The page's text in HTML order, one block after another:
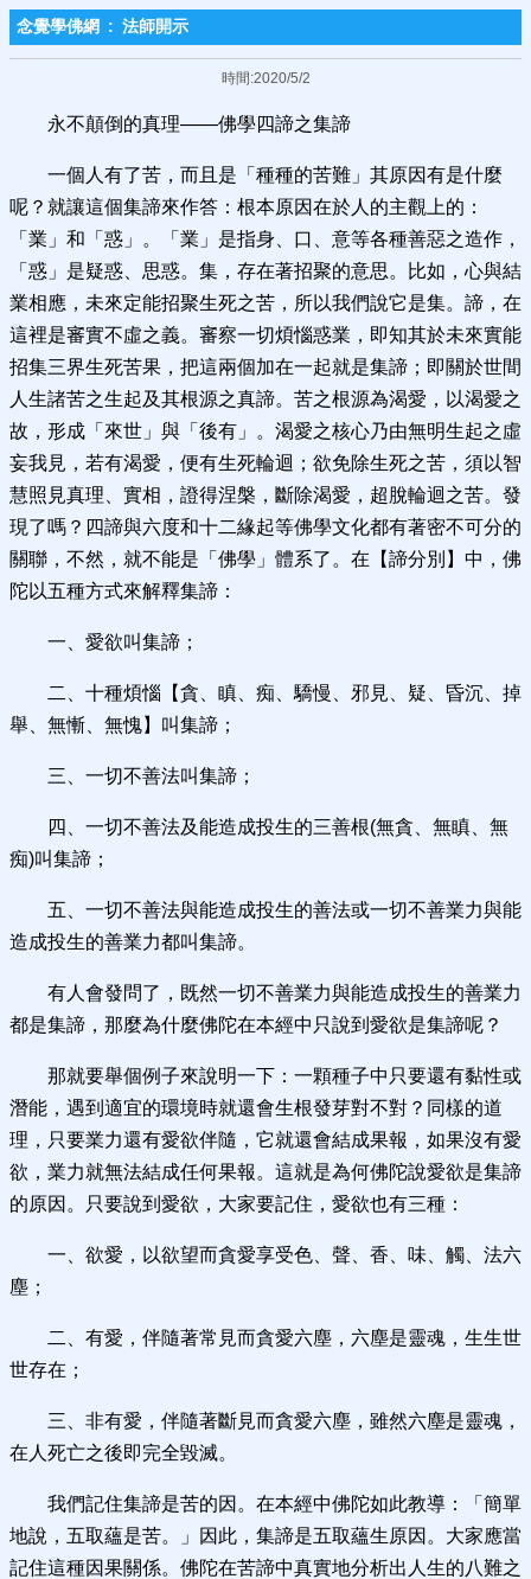
念覺學佛網 : 法師開示
時間:2020/5/2
永不顛倒的真理——佛學四諦之集諦
一個人有了苦，而且是「種種的苦難」其原因有是什麼
呢？就讓這個集諦來作答：根本原因在於人的主觀上的：
「業」和「惑」。「業」是指身、口、意等各種善惡之造作，
「惑」是疑惑、思惑。集，存在著招聚的意思。比如，心與結
業相應，未來定能招聚生死之苦，所以我們說它是集。諦，在
這裡是審實不虛之義。審察一切煩惱惑業，即知其於未來實能
招集三界生死苦果，把這兩個加在一起就是集諦；即關於世間
人生諸苦之生起及其根源之真諦。苦之根源為渴愛，以渴愛之
故，形成「來世」與「後有」。渴愛之核心乃由無明生起之虛
妄我見，若有渴愛，便有生死輪迴；欲免除生死之苦，須以智
慧照見真理、實相，證得涅槃，斷除渴愛，超脫輪迴之苦。發
現了嗎？四諦與六度和十二緣起等佛學文化都有著密不可分的
關聯，不然，就不能是「佛學」體系了。在【諦分別】中，佛
陀以五種方式來解釋集諦：
一、愛欲叫集諦；
二、十種煩惱【貪、瞋、痴、驕慢、邪見、疑、昏沉、掉
舉、無慚、無愧】叫集諦；
三、一切不善法叫集諦；
四、一切不善法及能造成投生的三善根(無貪、無瞋、無
痴)叫集諦；
五、一切不善法與能造成投生的善法或一切不善業力與能
造成投生的善業力都叫集諦。
有人會發問了，既然一切不善業力與能造成投生的善業力
都是集諦，那麼為什麼佛陀在本經中只說到愛欲是集諦呢？
那就要舉個例子來說明一下：一顆種子中只要還有黏性或
潛能，遇到適宜的環境時就還會生根發芽對不對？同樣的道
理，只要業力還有愛欲伴隨，它就還會結成果報，如果沒有愛
欲，業力就無法結成任何果報。這就是為何佛陀說愛欲是集諦
的原因。只要說到愛欲，大家要記住，愛欲也有三種：
一、欲愛，以欲望而貪愛享受色、聲、香、味、觸、法六
塵；
二、有愛，伴隨著常見而貪愛六塵，六塵是靈魂，生生世
世存在；
三、非有愛，伴隨著斷見而貪愛六塵，雖然六塵是靈魂，
在人死亡之後即完全毀滅。
我們記住集諦是苦的因。在本經中佛陀如此教導：「簡單
地說，五取蘊是苦。」因此，集諦是五取蘊生原因。大家應當
記住這種因果關係。佛陀在苦諦中真實地分析出人生的八難之